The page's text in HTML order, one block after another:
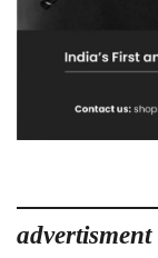
advertisment